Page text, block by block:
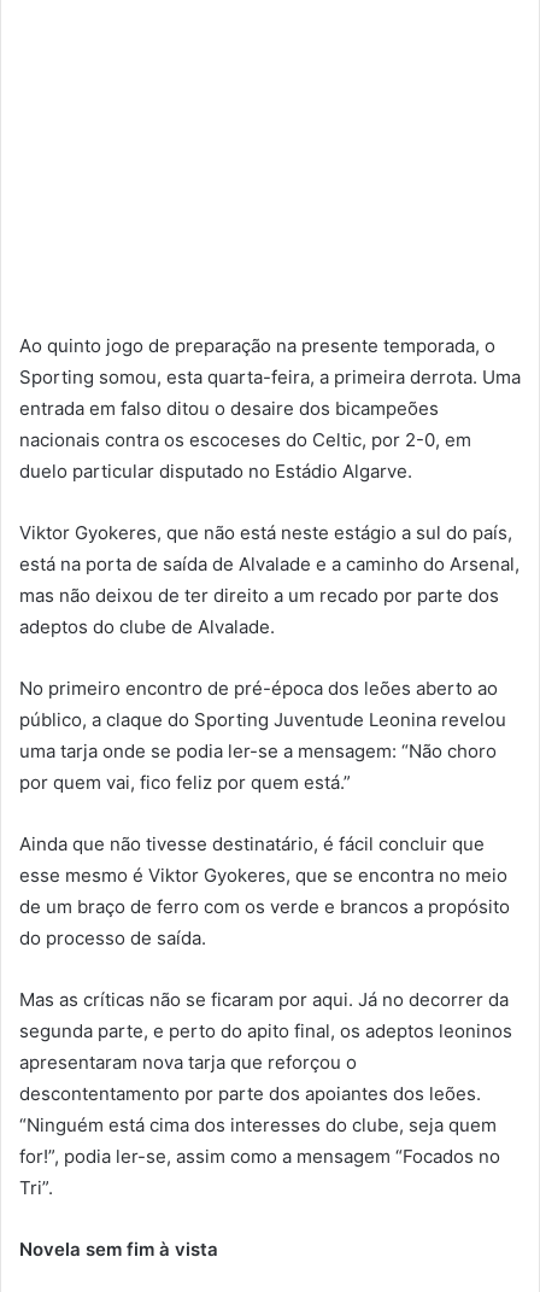
Ao quinto jogo de preparação na presente temporada, o
Sporting somou, esta quarta-feira, a primeira derrota. Uma
entrada em falso ditou o desaire dos bicampeões
nacionais contra os escoceses do Celtic, por 2-0, em
duelo particular disputado no Estádio Algarve.
Viktor Gyokeres, que não está neste estágio a sul do país,
está na porta de saída de Alvalade e a caminho do Arsenal,
mas não deixou de ter direito a um recado por parte dos
adeptos do clube de Alvalade.
No primeiro encontro de pré-época dos leões aberto ao
público, a claque do Sporting Juventude Leonina revelou
uma tarja onde se podia ler-se a mensagem: “Não choro
por quem vai, fico feliz por quem está.”
Ainda que não tivesse destinatário, é fácil concluir que
esse mesmo é Viktor Gyokeres, que se encontra no meio
de um braço de ferro com os verde e brancos a propósito
do processo de saída.
Mas as críticas não se ficaram por aqui. Já no decorrer da
segunda parte, e perto do apito final, os adeptos leoninos
apresentaram nova tarja que reforçou o
descontentamento por parte dos apoiantes dos leões.
“Ninguém está cima dos interesses do clube, seja quem
for!”, podia ler-se, assim como a mensagem “Focados no
Tri”.
Novela sem fim à vista